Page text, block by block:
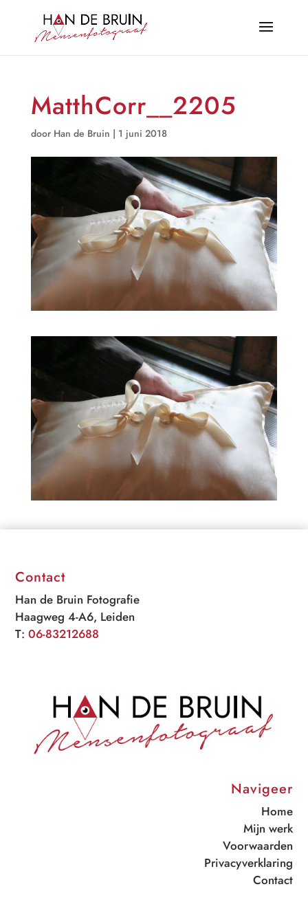
MatthCorr__2205
door Han de Bruin | 1 juni 2018
Contact
Han de Bruin Fotografie
Haagweg 4-A6, Leiden
T:06-83212688
Navigeer
Home
Mijn werk
Voorwaarden
Privacyverklaring
Contact